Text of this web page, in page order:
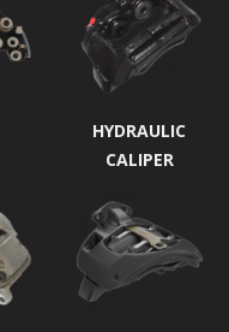
HYDRAULIC
CALIPER